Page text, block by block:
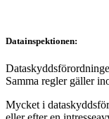
Datainspektionen:
Samma regler gäller
Mycket i